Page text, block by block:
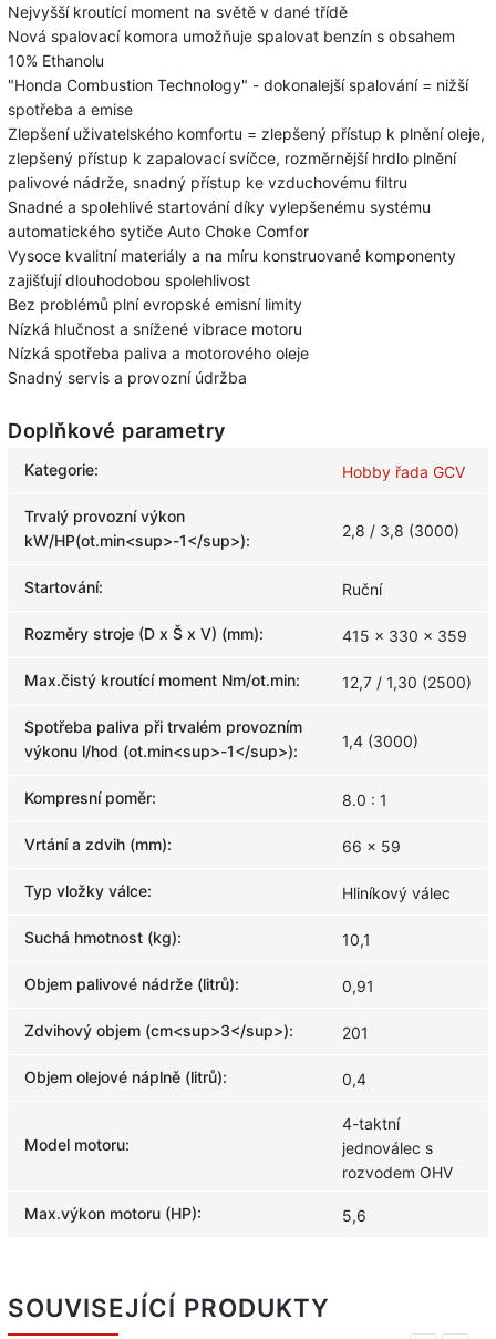
Nejvyšší kroutící moment na světě v dané třídě
Nová spalovací komora umožňuje spalovat benzín s obsahem
10% Ethanolu
"Honda Combustion Technology" - dokonalejší spalování = nižší
spotřeba a emise
Zlepšení uživatelského komfortu = zlepšený přístup k plnění oleje,
zlepšený přístup k zapalovací svíčce, rozměrnější hrdlo plnění
palivové nádrže, snadný přístup ke vzduchovému filtru
Snadné a spolehlivé startování díky vylepšenému systému
automatického sytiče Auto Choke Comfor
Vysoce kvalitní materiály a na míru konstruované komponenty
zajišťují dlouhodobou spolehlivost
Bez problémů plní evropské emisní limity
Nízká hlučnost a snížené vibrace motoru
Nízká spotřeba paliva a motorového oleje
Snadný servis a provozní údržba
Doplňkové parametry
Kategorie: Hobby řada GCV
Trvalý provozní výkon
kW/HP(ot.min<sup>-1</sup>):
2,8 / 3,8 (3000)
Startování: Ruční
Rozměry stroje (D x Š x V) (mm): 415 x 330 x 359
Max.čistý kroutící moment Nm/ot.min: 12,7 / 1,30 (2500)
Spotřeba paliva při trvalém provozním
výkonu l/hod (ot.min<sup>-1</sup>):
1,4 (3000)
Kompresní poměr: 8.0 : 1
Vrtání a zdvih (mm): 66 x 59
Typ vložky válce: Hliníkový válec
Suchá hmotnost (kg): 10,1
Objem palivové nádrže (litrů): 0,91
Zdvihový objem (cm<sup>3</sup>): 201
Objem olejové náplně (litrů): 0,4
Model motoru:
4-taktní
jednoválec s
rozvodem OHV
Max.výkon motoru (HP): 5,6
SOUVISEJÍCÍ PRODUKTY